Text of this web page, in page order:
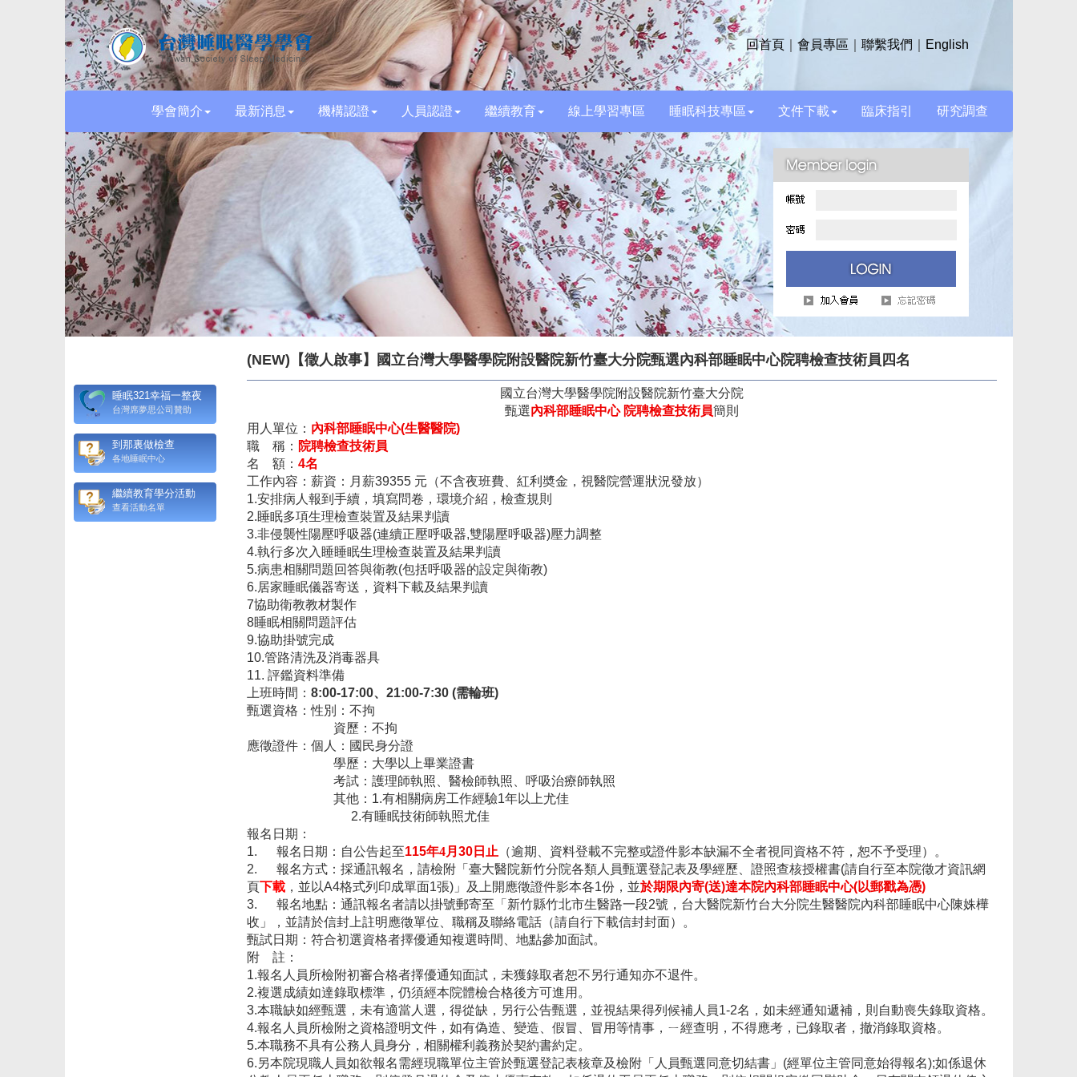
回首頁｜ 會員專區 聯繫我們 English
學會簡介 最新消息 機構認證 人員認證 繼續教育 線上學習專區 睡眠科技專區 文件下載 臨床指引 研究調查
(NEW)【徵人啟事】國立台灣大學醫學院附設醫院新竹臺大分院甄選內科部睡眠中心院聘檢查技術員四名
國立台灣大學醫學院附設醫院新竹臺大分院
甄選內科部睡眠中心 院聘檢查技術員簡則
用人單位： 內科部睡眠中心(生醫醫院)
職
稱： 院聘檢查技術員
名
額：4名
工作內容：薪資：月薪39355 元（不含夜班費、紅利奬金，視醫院營運狀況發放）
1.安排病人報到手續，填寫問卷，環境介紹，檢查規則
2.睡眠多項生理檢查裝置及結果判讀
3.非侵襲性陽壓呼吸器(連續正壓呼吸器,雙陽壓呼吸器)壓力調整
4.執行多次入睡睡眠生理檢查裝置及結果判讀
5.病患相關問題回答與衛教(包括呼吸器的設定與衛教)
6.居家睡眠儀器寄送，資料下載及結果判讀
7協助衛教教材製作
8睡眠相關問題評估
9.協助掛號完成
10.管路清洗及消毒器具
11.評鑑資料準備
上班時間：8:00-17:00、21:00-7:30 (需輪班)
甄選資格：性別：不拘
資歷：不拘
應徵證件：個人：國民身分證
學歷：大學以上畢業證書
考試：護理師執照、醫檢師執照、呼吸治療師執照
其他： 1.有相關病房工作經驗1年以上尤佳
2.有睡眠技術師執照尤佳
報名日期：
1.報名日期：自公告起至115年4月30 日止 （逾期、資料登載不完整或證件影本缺漏不全者視同資格不符，恕不予受理）。
2.報名方式：採通訊報名，請檢附「臺大醫院新竹分院各類人員甄選登記表及學經歷、證照查核授權書(請自行至本院徵才資訊網
頁下載 ，並以A4格式列印成單面1張) 」及上開應徵證件影本各1份，並於期限內寄(送)達本院內科部睡眠中心(以郵戳為憑)
3.報名地點：通訊報名者請以掛號郵寄至「新竹縣竹北市生醫路一段2號，台大醫院新竹台大分院生醫醫院內科部睡眠中心陳姝樺
收」，並請於信封上註明應徵單位、職稱及聯絡電話（請自行下載信封封面）。
甄試日期：符合初選資格者擇優通知複選時間、地點參加面試。
附
註：
1.報名人員所檢附初審合格者擇優通知面試，未獲錄取者恕不另行通知亦不退件。
2.複選成績如達錄取標準，仍須經本院體檢合格後方可進用。
3.本職缺如經甄選，未有適當人選，得從缺，另行公告甄選，並視結果得列候補人員1-2名，如未經通知遞補，則自動喪失錄取資格。
4.報名人員所檢附之資格證明文件，如有偽造、變造、假冒、冒用等情事，ㄧ經查明，不得應考，已錄取者，撤消錄取資格。
5.本職務不具有公務人員身分，相關權利義務於契約書約定。
6.另本院現職人員如欲報名需經現職單位主管於甄選登記表核章及檢附「人員甄選同意切結書」 (經單位主管同意始得報名);如係退休
睡眠321幸福一整夜
台灣席夢思公司贊助
到那裏做檢查
各地睡眠中心
繼續教育學分活動
查看活動名單